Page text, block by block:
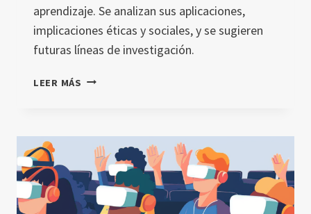
aprendizaje. Se analizan sus aplicaciones,
implicaciones éticas y sociales, y se sugieren
futuras líneas de investigación.
LEER MÁS IMPACTO
EDUCACIÓN:
UNA
REVISIÓN
DETALLADA